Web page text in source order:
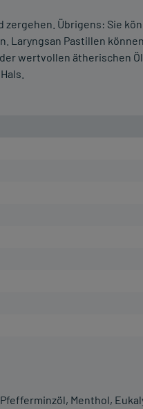
zergehen. Übrigens: Sie
Laryngsan Pastillen
wertvollen ätherischen
Menthol,